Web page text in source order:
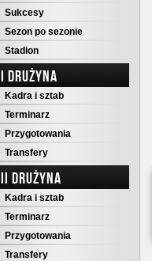
Sukcesy
Sezon po sezonie
Stadion
I DRUŻYNA
Kadra i sztab
Terminarz
Przygotowania
Transfery
II DRUŻYNA
Kadra i sztab
Terminarz
Przygotowania
Transfery